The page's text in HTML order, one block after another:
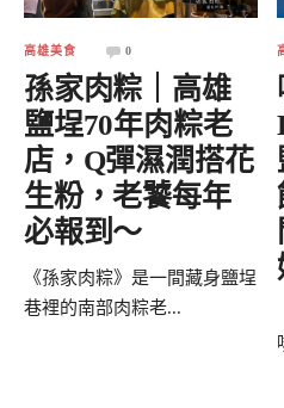
高雄美食 0
孫家肉粽｜高雄
鹽埕70年肉粽老
店，Q彈濕潤搭花
生粉，老饕每年
必報到～
《孫家肉粽》是一間藏身鹽埕
巷裡的南部肉粽老...